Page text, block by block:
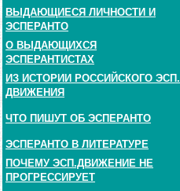
ВЫДАЮЩИЕСЯ ЛИЧНОСТИ И
ЭСПЕРАНТО
О ВЫДАЮЩИХСЯ
ЭСПЕРАНТИСТАХ
ИЗ ИСТОРИИ РОССИЙСКОГО ЭСП.
ДВИЖЕНИЯ
ЧТО ПИШУТ ОБ ЭСПЕРАНТО
ЭСПЕРАНТО В ЛИТЕРАТУРЕ
ПОЧЕМУ ЭСП.ДВИЖЕНИЕ НЕ
ПРОГРЕССИРУЕТ